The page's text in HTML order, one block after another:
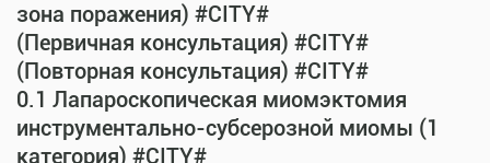
зона поражения) #CITY#
(Первичная консультация) #CITY#
(Повторная консультация) #CITY#
0.1 Лапароскопическая миомэктомия
инструментально-субсерозной миомы (1
категория) #CITY#